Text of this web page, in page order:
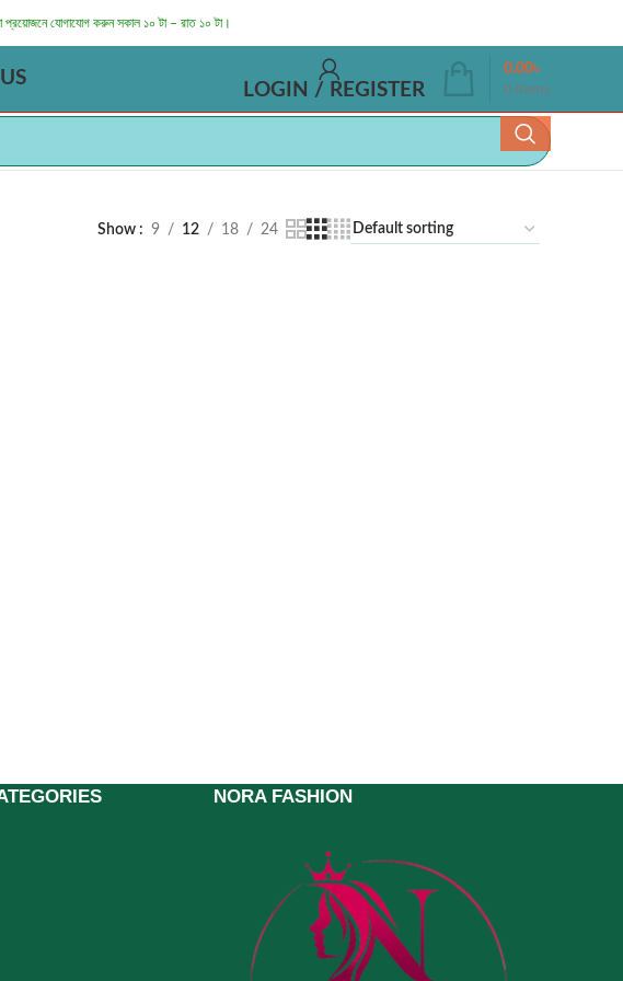
প্রয়োজনে যোগাযোগ করুন সকাল ১০ টা – রাত ১০ টা।
LOGIN / REGISTER 0 items
0.00৳
Show 9 12 18 24
NORA FASHION